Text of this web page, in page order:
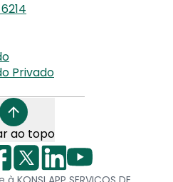
Privado
ao topo